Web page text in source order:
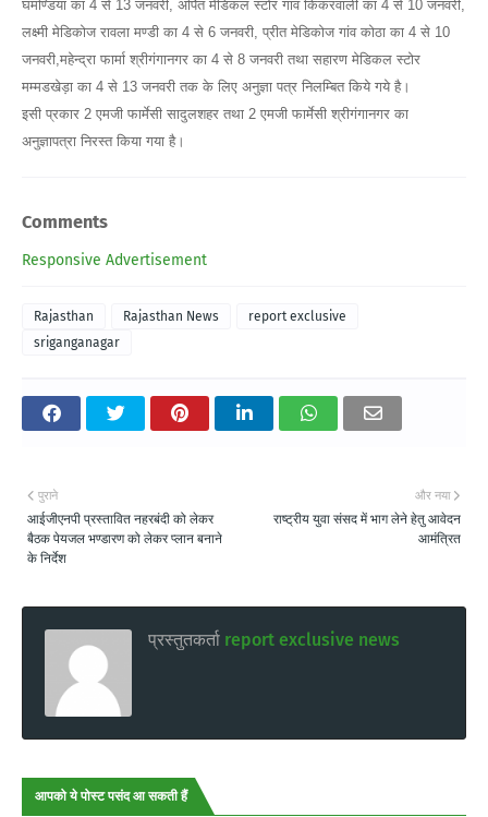
घमण्डिया का 4 से 13 जनवरी, अर्पित मेडिकल स्टोर गांव किकरवाली का 4 से 10 जनवरी,
लक्ष्मी मेडिकोज रावला मण्डी का 4 से 6 जनवरी, प्रीत मेडिकोज गांव कोठा का 4 से 10
जनवरी,महेन्द्रा फार्मा श्रीगंगानगर का 4 से 8 जनवरी तथा सहारण मेडिकल स्टोर
मम्मडखेड़ा का 4 से 13 जनवरी तक के लिए अनुज्ञा पत्र निलम्बित किये गये है।
इसी प्रकार 2 एमजी फार्मेसी सादुलशहर तथा 2 एमजी फार्मेसी श्रीगंगानगर का
अनुज्ञापत्रा निरस्त किया गया है।
Comments
Responsive Advertisement
Rajasthan Rajasthan News
report exclusive
sriganganagar
और नया
राष्ट्रीय युवा संसद में भाग लेने हेतु आवेदन
आमंत्रित
पुराने
आईजीएनपी प्रस्तावित नहरबंदी को लेकर
बैठक पेयजल भण्डारण को लेकर प्लान बनाने
के निर्देश
प्रस्तुतकर्ता report exclusive news
आपको ये पोस्ट पसंद आ सकती हैं